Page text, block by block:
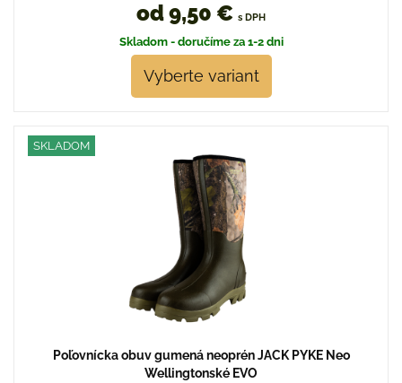
od 9,50 € s DPH
Skladom - doručíme za 1-2 dni
Vyberte variant
SKLADOM
Poľovnícka obuv gumená neoprén JACK PYKE Neo
Wellingtonské EVO